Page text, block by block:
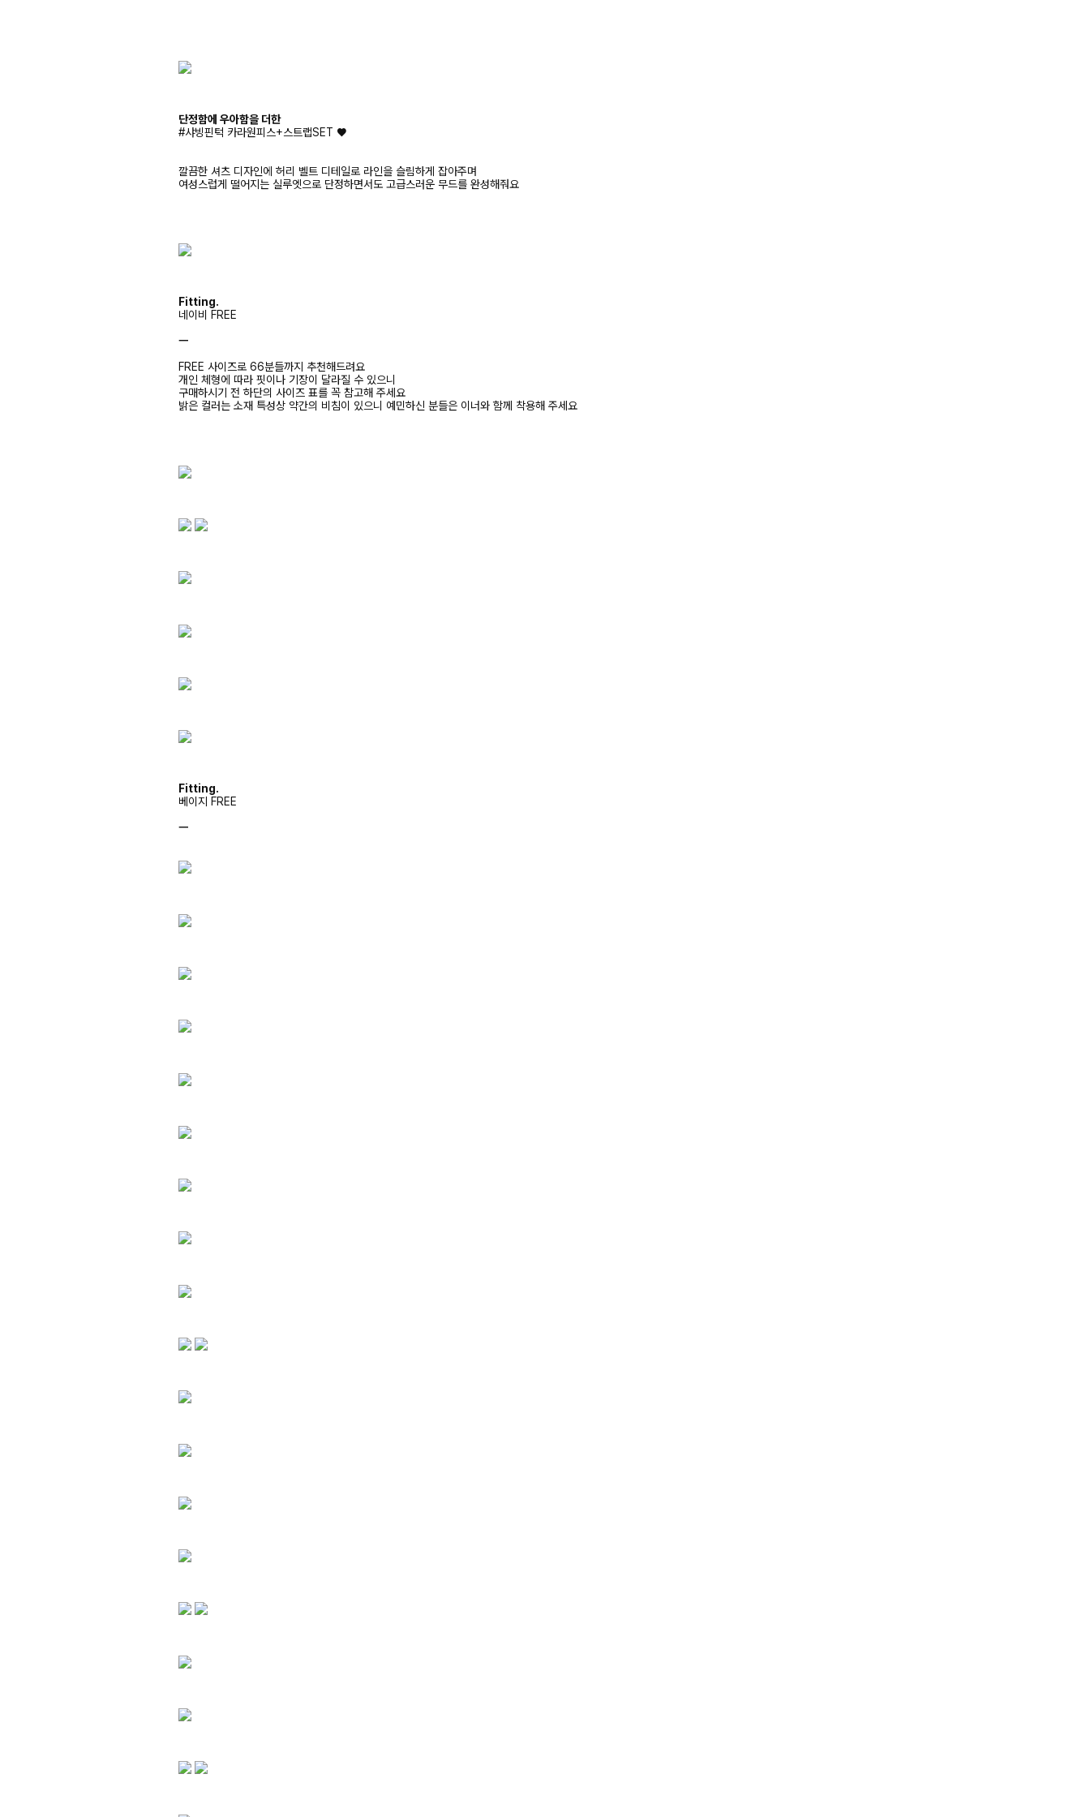
단정함에 우아함을 더한
#샤빙핀턱 카라원피스+스트랩SET ♥
깔끔한 셔츠 디자인에 허리 벨트 디테일로 라인을 슬림하게 잡아주며
여성스럽게 떨어지는 실루엣으로 단정하면서도 고급스러운 무드를 완성해줘요
Fitting.
네이비 FREE
ㅡ
FREE 사이즈로 66분들까지 추천해드려요
개인 체형에 따라 핏이나 기장이 달라질 수 있으니
구매하시기 전 하단의 사이즈 표를 꼭 참고해 주세요
밝은 컬러는 소재 특성상 약간의 비침이 있으니 예민하신 분들은 이너와 함께 착용해 주세요
Fitting.
베이지 FREE
ㅡ